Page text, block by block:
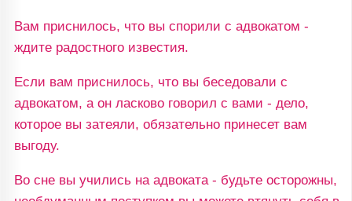
Вам приснилось, что вы спорили с адвокатом -
ждите радостного известия.
Если вам приснилось, что вы беседовали с
адвокатом, а он ласково говорил с вами - дело,
которое вы затеяли, обязательно принесет вам
выгоду.
Во сне вы учились на адвоката - будьте осторожны,